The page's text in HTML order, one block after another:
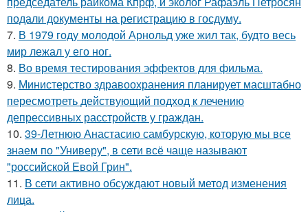
подали документы на регистрацию в госдуму.
7. В 1979 году молодой Арнольд уже жил так, будто весь
мир лежал у его ног.
8. Во время тестирования эффектов для фильма.
9. Министерство здравоохранения планирует масштабно
пересмотреть действующий подход к лечению
депрессивных расстройств у граждан.
10. 39-Летнюю Анастасию самбурскую, которую мы все
знаем по "Универу", в сети всё чаще называют
"российской Евой Грин".
11. В сети активно обсуждают новый метод изменения
лица.